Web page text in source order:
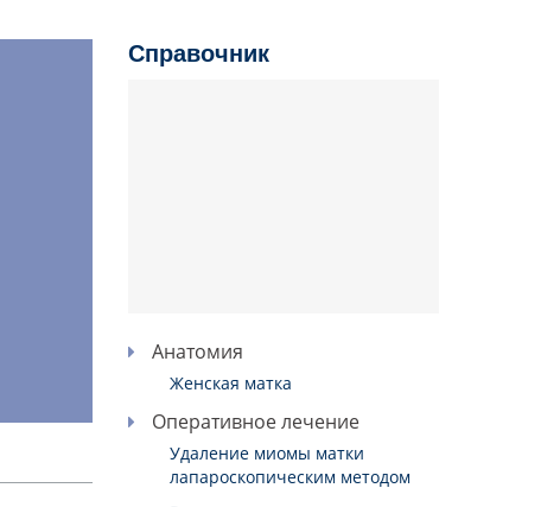
Справочник
Анатомия
Женская матка
Оперативное лечение
Удаление миомы матки
лапароскопическим методом